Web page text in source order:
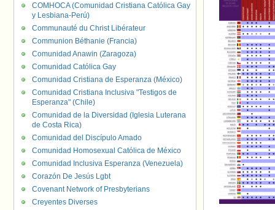
COMHOCA (Comunidad Cristiana Católica Gay
y Lesbiana-Perú)
Communauté du Christ Libérateur
Communion Béthanie (Francia)
Comunidad Anawin (Zaragoza)
Comunidad Católica Gay
Comunidad Cristiana de Esperanza (México)
Comunidad Cristiana Inclusiva "Testigos de
Esperanza" (Chile)
Comunidad de la Diversidad (Iglesia Luterana
de Costa Rica)
Comunidad del Discípulo Amado
Comunidad Homosexual Católica de México
Comunidad Inclusiva Esperanza (Venezuela)
Corazón De Jesús Lgbt
Covenant Network of Presbyterians
Creyentes Diverses